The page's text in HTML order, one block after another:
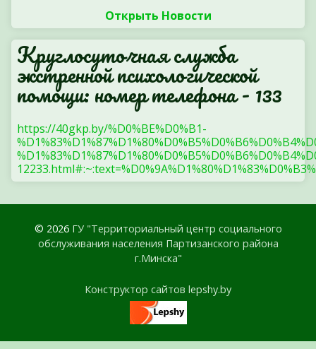
Открыть Новости
Круглосуточная служба
экстренной психологической
помощи: номер телефона - 133
https://40gkp.by/%D0%BE%D0%B1-
© 2026 ГУ "Территориальный центр социального
обслуживания населения Партизанского района
г.Минска"
Конструктор сайтов lepshy.by